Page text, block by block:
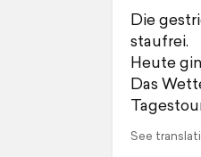
Die
staufrei.
Heute
Das
See